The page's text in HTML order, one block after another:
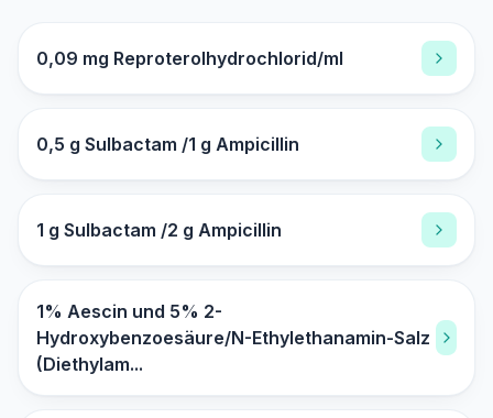
0,09 mg Reproterolhydrochlorid/ml
0,5 g Sulbactam /1 g Ampicillin
1 g Sulbactam /2 g Ampicillin
1% Aescin und 5% 2-
Hydroxybenzoesäure/N-Ethylethanamin-Salz
(Diethylam...